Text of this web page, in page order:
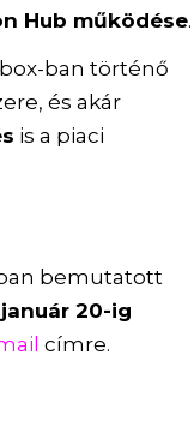
Hub működése.
ban történő
és akár
is a piaci
bemutatott
január 20-ig
címre.